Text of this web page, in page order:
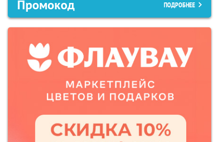
Промокод ПОДРОБНЕЕ